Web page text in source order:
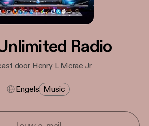
Radio
door Henry L Mcrae Jr
Engels Music